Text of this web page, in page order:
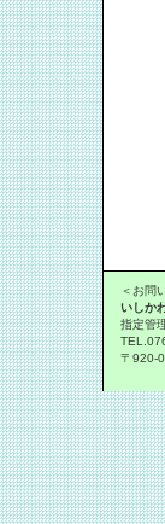
＜お問
いしか
指定管
〒920-